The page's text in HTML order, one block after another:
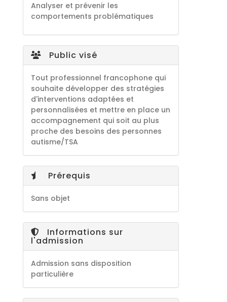
Analyser et prévenir les
comportements problématiques
Public visé
Tout professionnel francophone qui
souhaite développer des stratégies
d'interventions adaptées et
personnalisées et mettre en place un
accompagnement qui soit au plus
proche des besoins des personnes
autisme/TSA
Prérequis
Sans objet
Informations sur
l'admission
Admission sans disposition
particulière